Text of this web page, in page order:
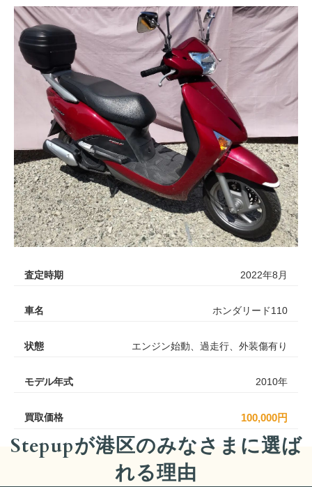
査定時期 2022年8月
車名 ホンダリード110
状態 エンジン始動、過走行、外装傷有り
モデル年式 2010年
買取価格 100,000円
Stepupが港区のみなさまに選ば
れる理由